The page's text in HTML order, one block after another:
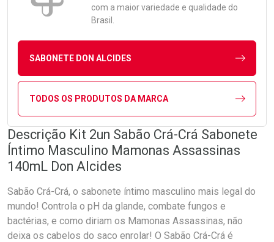
com a maior variedade e qualidade do
Brasil.
SABONETE DON ALCIDES
TODOS OS PRODUTOS DA MARCA
Descrição Kit 2un Sabão Crá-Crá Sabonete
Íntimo Masculino Mamonas Assassinas
140mL Don Alcides
Sabão Crá-Crá, o sabonete íntimo masculino mais legal do
mundo! Controla o pH da glande, combate fungos e
bactérias, e como diriam os Mamonas Assassinas, não
deixa os cabelos do saco enrolar! O Sabão Crá-Crá é